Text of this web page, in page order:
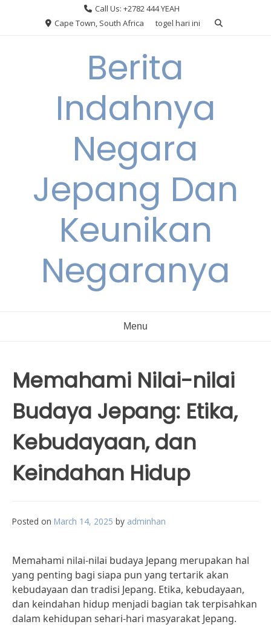
Call Us: +2782 444 YEAH
Cape Town, South Africa
togel hari ini
Berita
Indahnya
Negara
Jepang Dan
Keunikan
Negaranya
Menu
Memahami Nilai-nilai
Budaya Jepang: Etika,
Kebudayaan, dan
Keindahan Hidup
Posted on March 14, 2025 by adminhan
Memahami nilai-nilai budaya Jepang merupakan hal
yang penting bagi siapa pun yang tertarik akan
kebudayaan dan tradisi Jepang. Etika, kebudayaan,
dan keindahan hidup menjadi bagian tak terpisahkan
dalam kehidupan sehari-hari masyarakat Jepang.